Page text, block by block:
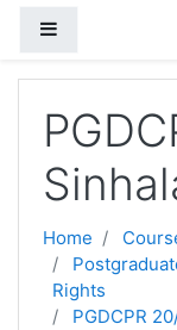
Home
Rights
PGDCPR